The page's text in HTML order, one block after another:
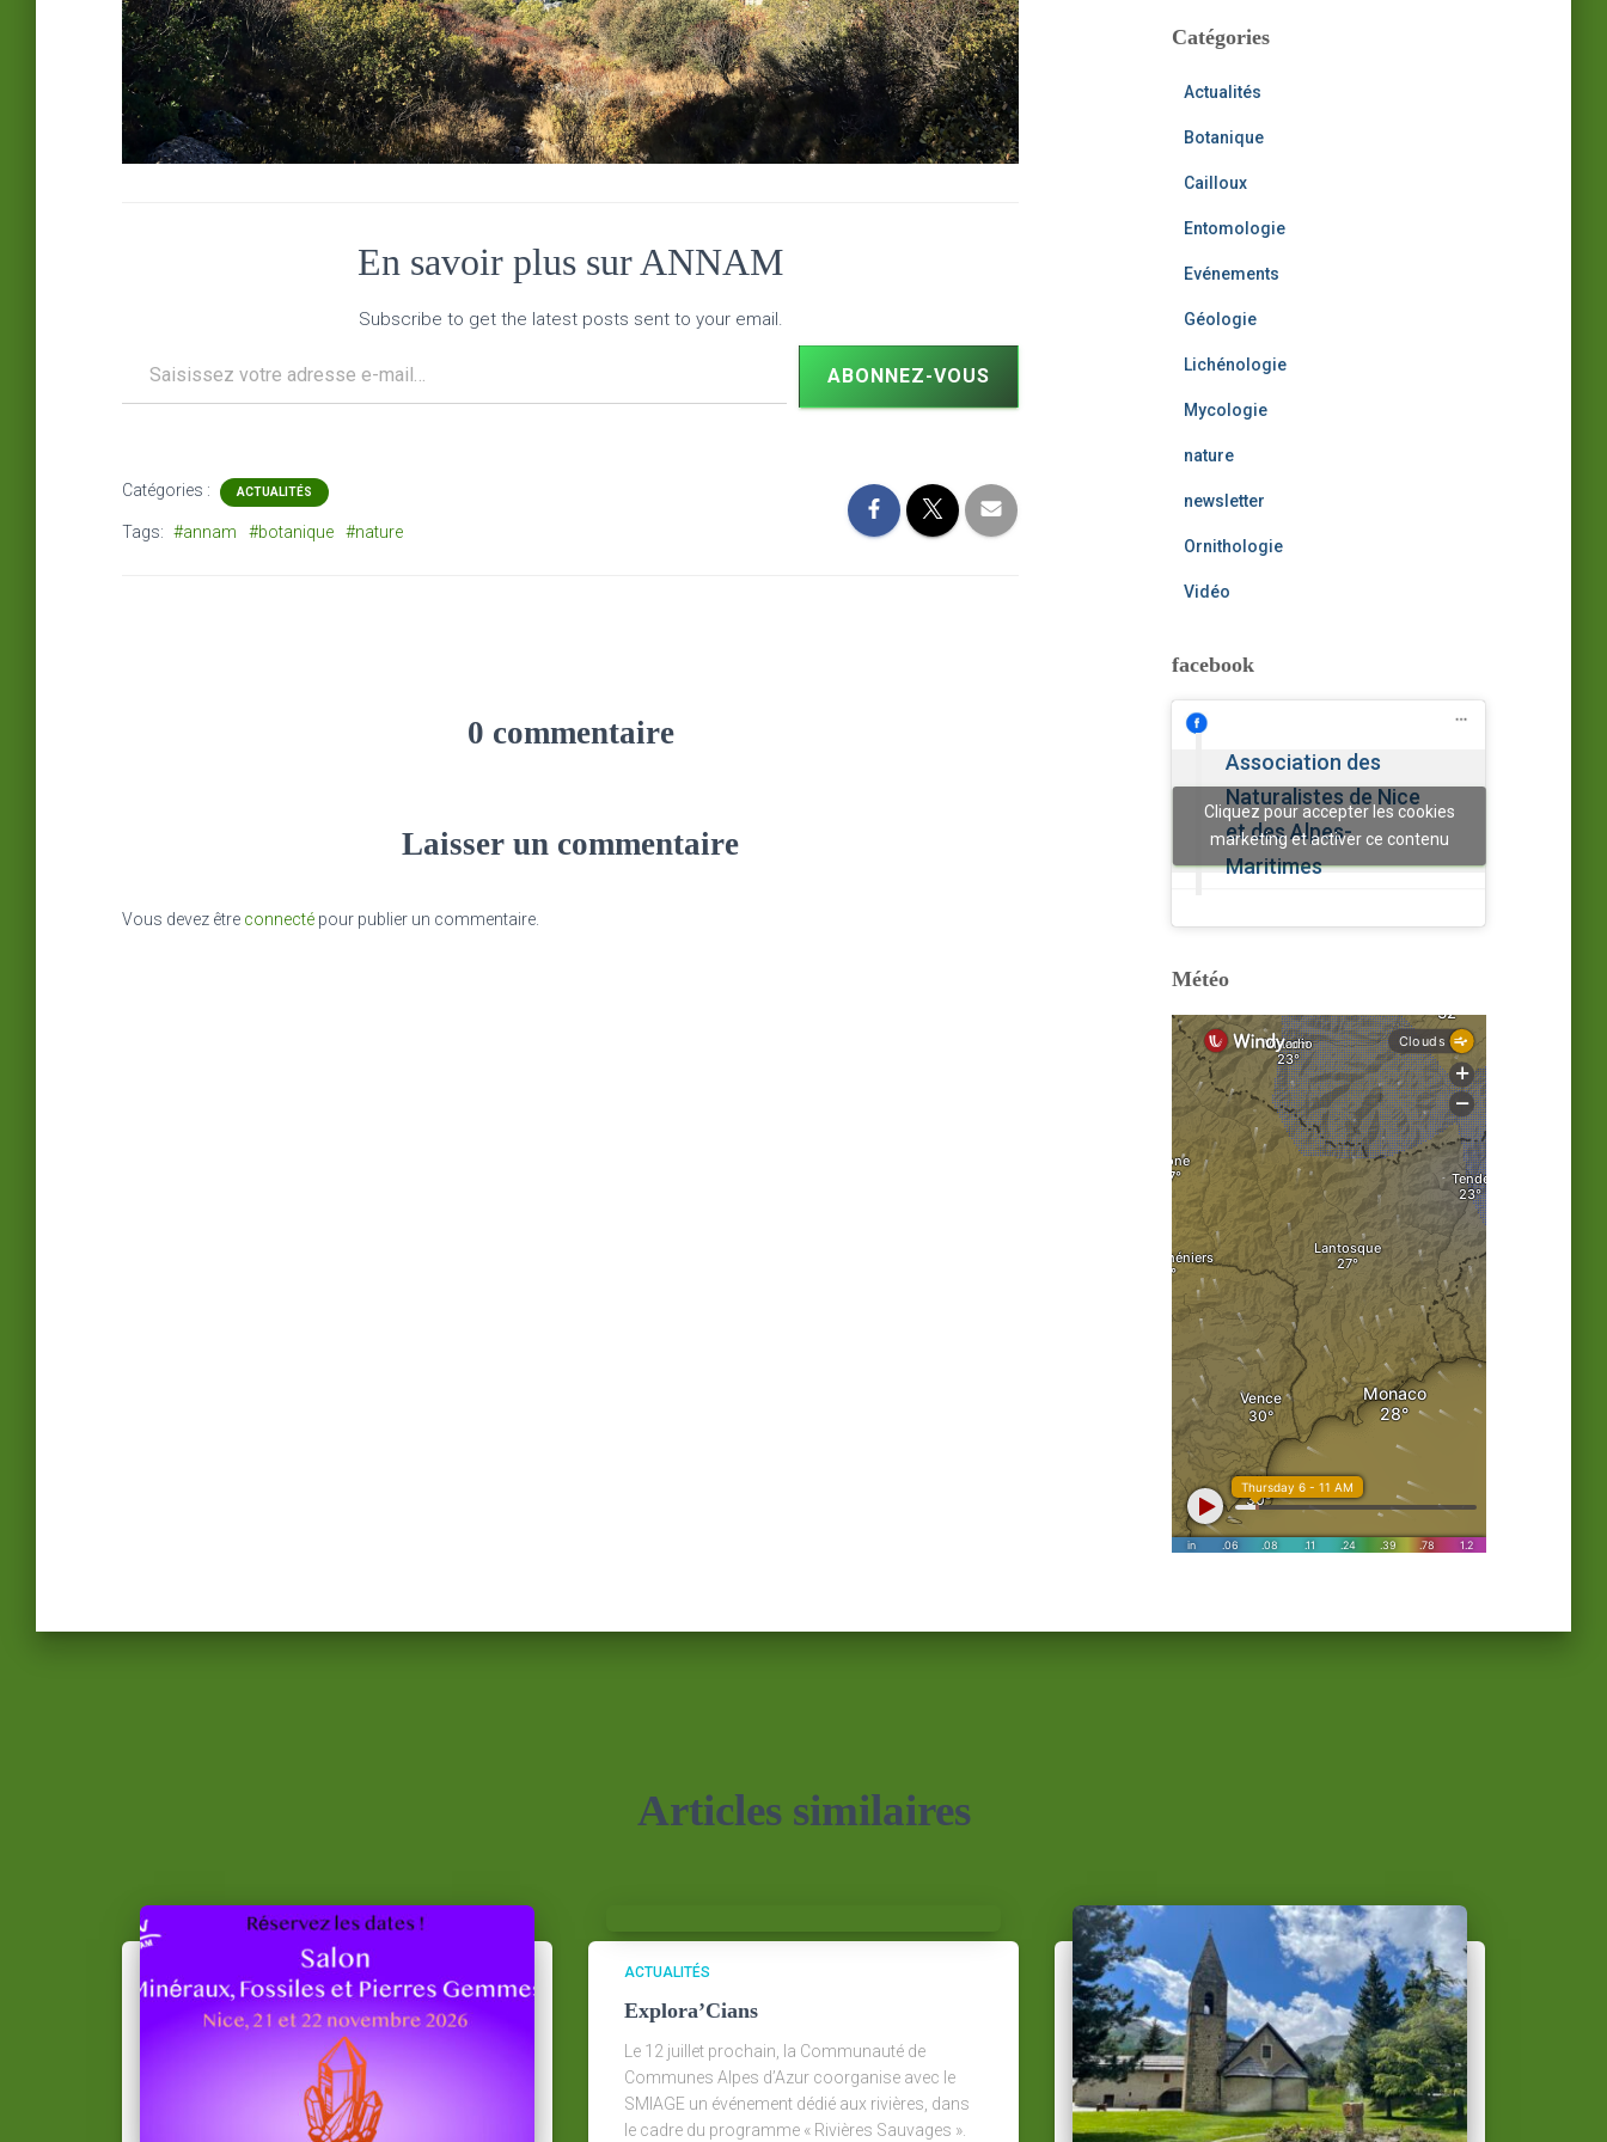
En savoir plus sur ANNAM
Subscribe to get the latest posts sent to your email.
ABONNEZ-VOUS
Catégories : ACTUALITÉS
Tags: #annam #botanique #nature
0 commentaire
Laisser un commentaire
Vous devez être connecté pour publier un commentaire.
:iCatégories
Actualités
Botanique
Cailloux
Entomologie
Evénements
Géologie
Lichénologie
Mycologie
nature
newsletter
Ornithologie
Vidéo
facebook
Association des
Naturalistes de Nice
et des Alpes-
Maritimes
Cliquez pour accepter les cookies
marketing et activer ce contenu
Météo
Articles similaires
ACTUALITÉS
Explora’Cians
Le 12 juillet prochain, la Communauté de
Communes Alpes d’Azur coorganise avec le
SMIAGE un événement dédié aux rivières, dans
le cadre du programme « Rivières Sauvages ».